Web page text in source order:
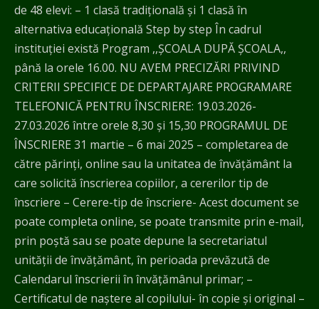
de 48 elevi: – 1 clasă tradiţională și 1 clasă în
alternativa educațională Step by step În cadrul
instituției există Program ,,ȘCOALA DUPĂ ȘCOALA,,
până la orele 16.00. NU AVEM PRECIZĂRI PRIVIND
CRITERII SPECIFICE DE DEPARTAJARE PROGRAMARE
TELEFONICĂ PENTRU ÎNSCRIERE: 19.03.2026-
27.03.2026 între orele 8,30 și 15,30 PROGRAMUL DE
ÎNSCRIERE 31 martie – 6 mai 2025 – completarea de
către părinți, online sau la unitatea de învățământ la
care solicită înscrierea copiilor, a cererilor tip de
înscriere – Cerere-tip de înscriere- Acest document se
poate completa online, se poate transmite prin e-mail,
prin poștă sau se poate depune la secretariatul
unității de învățământ, în perioada prevăzută de
Calendarul înscrierii în învățămânul primar; –
Certificatul de naștere al copilului- în copie și original –